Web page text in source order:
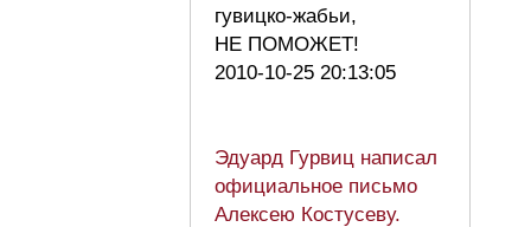
гувицко-жабьи,
НЕ ПОМОЖЕТ!
2010-10-25 20:13:05
Эдуард Гурвиц написал
официальное письмо
Алексею Костусеву.